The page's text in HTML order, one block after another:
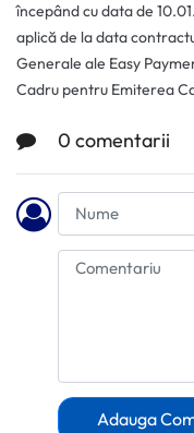
începând cu data de
aplică de la data
Generale ale Easy
Cadru pentru Emiterea
0 comentarii
Adauga